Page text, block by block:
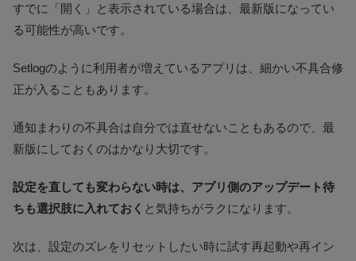
すでに「開く」と表示されている場合は、最新版になってい
る可能性が高いです。
Setlogのように利用者が増えているアプリは、細かい不具合修
正が入ることもあります。
通知まわりの不具合は自分では直せないこともあるので、最
新版にしておくのはかなり大切です。
設定を直しても変わらない時は、アプリ側のアップデート待
ちも選択肢に入れておく と気持ちがラクになります。
次は、設定のズレをリセットしたい時に試す再起動や再イン